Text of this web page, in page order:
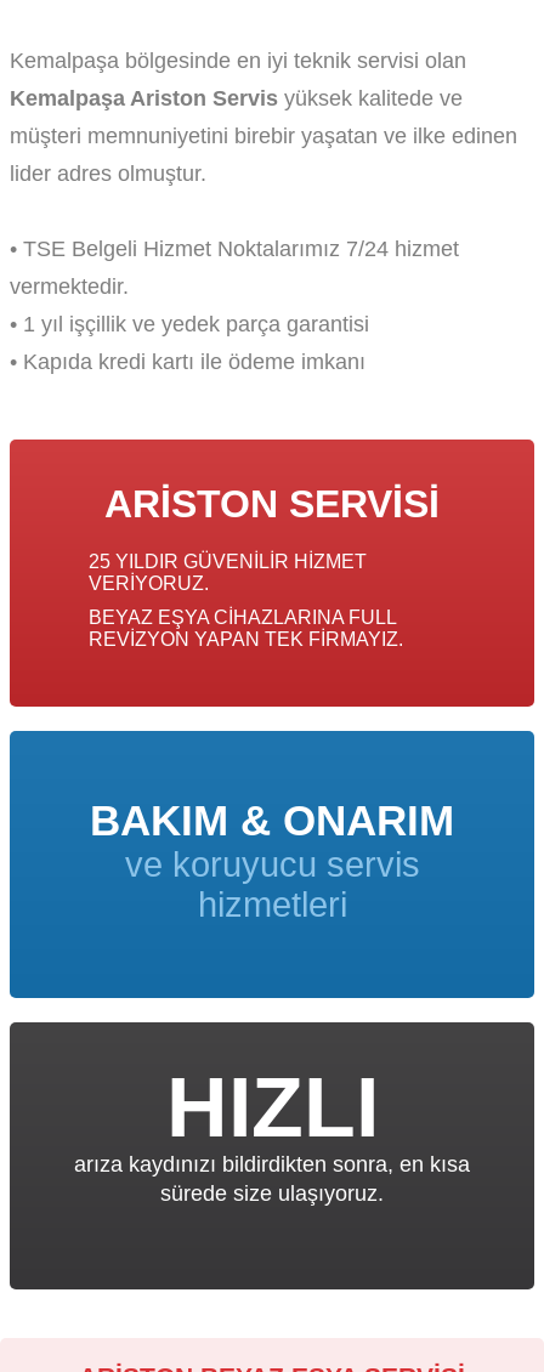
Kemalpaşa bölgesinde en iyi teknik servisi olan
Kemalpaşa Ariston Servis yüksek kalitede ve
müşteri memnuniyetini birebir yaşatan ve ilke edinen
lider adres olmuştur.
• TSE Belgeli Hizmet Noktalarımız 7/24 hizmet
vermektedir.
• 1 yıl işçillik ve yedek parça garantisi
• Kapıda kredi kartı ile ödeme imkanı
ARISTON SERVISI
25 YILDIR GÜVENILIR HIZMET
VERIYORUZ.
BEYAZ EŞYA CIHAZLARINA FULL
REVIZYON YAPAN TEK FIRMAYIZ.
BAKIM & ONARIM
ve koruyucu servis
hizmetleri
HIZLI
arıza kaydınızı bildirdikten sonra, en kısa
sürede size ulaşıyoruz.